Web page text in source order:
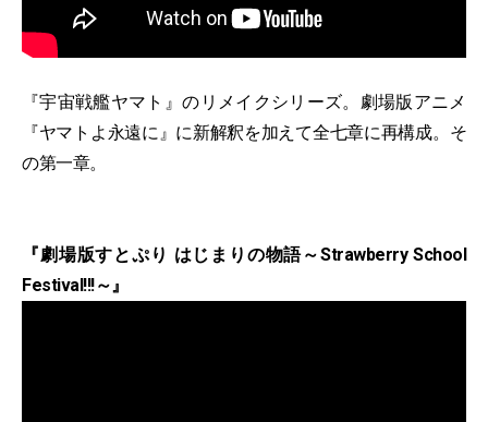
『宇宙戦艦ヤマト』のリメイクシリーズ。劇場版アニメ
『ヤマトよ永遠に』に新解釈を加えて全七章に再構成。そ
の第一章。
『劇場版すとぷり はじまりの物語～Strawberry School
Festival!!!～』